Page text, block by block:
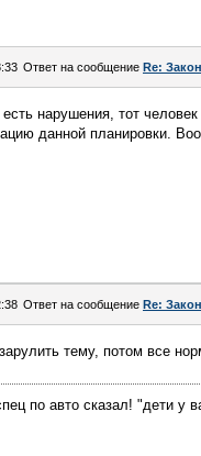
Ответ на сообщение Re:
нарушения, тот
данной планировки.
Ответ на сообщение Re:
тему, потом все
по авто сказал! "дети у